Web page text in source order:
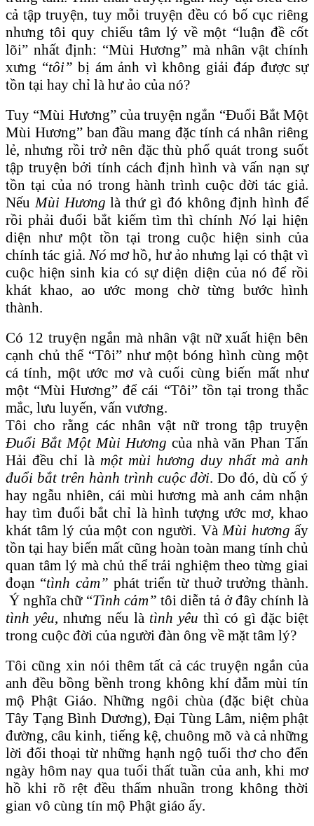
cả tập truyện, tuy mỗi truyện đều có bố cục riêng
nhưng tôi quy chiếu tâm lý về một “luận đề cốt
lõi” nhất định: “Mùi Hương” mà nhân vật chính
xưng “tôi” bị ám ảnh vì không giải đáp được sự
tồn tại hay chỉ là hư ảo của nó?
Tuy “Mùi Hương” của truyện ngắn “Đuổi Bắt Một
Mùi Hương” ban đầu mang đặc tính cá nhân riêng
lẻ, nhưng rồi trở nên đặc thù phổ quát trong suốt
tập truyện bởi tính cách định hình và vấn nạn sự
tồn tại của nó trong hành trình cuộc đời tác giả.
NếuMùi Hương là thứ gì đó không định hình để
rồi phải đuổi bắt kiếm tìm thì chính Nó lại hiện
diện như một tồn tại trong cuộc hiện sinh của
chính tác giả. Nó mơ hồ, hư ảo nhưng lại có thật vì
cuộc hiện sinh kia có sự diện diện của nó để rồi
khát khao, ao ước mong chờ từng bước hình
thành.
Có 12 truyện ngắn mà nhân vật nữ xuất hiện bên
cạnh chủ thể “Tôi” như một bóng hình cùng một
cá tính, một ước mơ và cuối cùng biến mất như
một “Mùi Hương” để cái “Tôi” tồn tại trong thắc
mắc, lưu luyến, vấn vương.
Tôi cho rằng các nhân vật nữ trong tập truyện
Đuổi Bắt Một Mùi Hương của nhà văn Phan Tấn
Hải đều chỉ là một mùi hươngduy nhất mà anh
đuổi bắt trên hành trình cuộc đời. Do đó, dù cố ý
hay ngẫu nhiên, cái mùi hương mà anh cảm nhận
hay tìm đuổi bắt chỉ là hình tượng ước mơ, khao
khát tâm lý của một con người. VàMùi hương ấy
tồn tại hay biến mất cũng hoàn toàn mang tính chủ
quan tâm lý mà chủ thể trải nghiệm theo từng giai
đoạn “tình cảm” phát triển từ thuở trưởng thành.
Ý nghĩa chữ “Tình cảm” tôi diễn tả ở đây chính là
tình yêu, nhưng nếu là tình yêu thì có gì đặc biệt
trong cuộc đời của người đàn ông về mặt tâm lý?
Tôi cũng xin nói thêm tất cả các truyện ngắn của
anh đều bồng bềnh trong không khí đẫm mùi tín
mộ Phật Giáo. Những ngôi chùa (đặc biệt chùa
Tây Tạng Bình Dương), Đại Tùng Lâm, niệm phật
đường, câu kinh, tiếng kệ, chuông mõ và cả những
lời đối thoại từ những hạnh ngộ tuổi thơ cho đến
ngày hôm nay qua tuổi thất tuần của anh, khi mơ
hồ khi rõ rệt đều thấm nhuần trong không thời
gian vô cùng tín mộ Phật giáo ấy.